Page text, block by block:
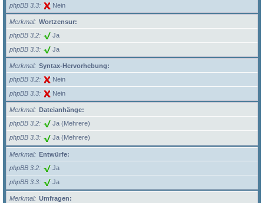
phpBB 3.3 Nein
Merkmal
Wortzensur:
phpBB 3.2
Ja
phpBB 3.3 Ja
Merkmal
Syntax-Hervorhebung:
phpBB 3.2
Nein
phpBB 3.3 Nein
Merkmal
Dateianhänge:
phpBB 3.2
Ja (Mehrere)
phpBB 3.3 Ja (Mehrere)
Merkmal
Entwürfe:
phpBB 3.2
Ja
phpBB 3.3 Ja
Merkmal
Umfragen: